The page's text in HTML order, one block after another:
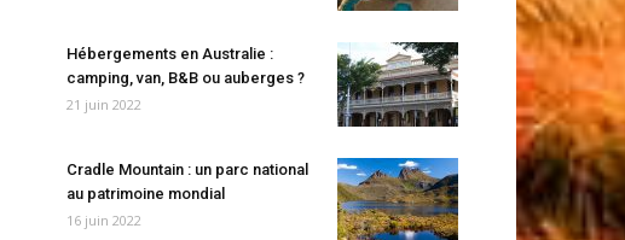
Hébergements en Australie :
camping, van, B&B ou auberges ?
21 juin 2022
Cradle Mountain : un parc national
au patrimoine mondial
16 juin 2022